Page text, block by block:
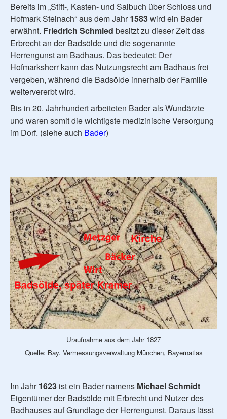
Bereits im „Stift-, Kasten- und Salbuch über Schloss und
Hofmark Steinach“ aus dem Jahr1583wird ein Bader
erwähnt. Friedrich Schmied besitzt zu dieser Zeit das
Erbrecht an der Badsölde und die sogenannte
Herrengunst am Badhaus. Das bedeutet: Der
Hofmarksherr kann das Nutzungsrecht am Badhaus frei
vergeben, während die Badsölde innerhalb der Familie
weitervererbt wird.
Bis in 20. Jahrhundert arbeiteten Bader als Wundärzte
und waren somit die wichtigste medizinische Versorgung
im Dorf. (siehe auch Bader)
Uraufnahme aus dem Jahr 1827
Quelle: Bay. Vermessungsverwaltung München, Bayernatlas
Im Jahr1623 ist ein Bader namens Michael Schmidt
Eigentümer der Badsölde mit Erbrecht und Nutzer des
Badhauses auf Grundlage der Herrengunst. Daraus lässt